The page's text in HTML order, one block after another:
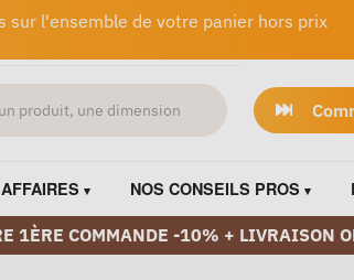
sur l'ensemble de votre panier hors prix
NOS CONSEILS PROS
1ÈRE COMMANDE -10% + LIVRAISON